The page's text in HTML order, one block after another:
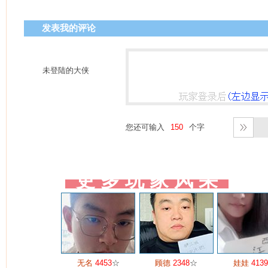
发表我的评论
未登陆的大侠
您还可输入 个字
更 多 玩 家 风 采
无名 4453☆ 顾德 2348☆ 娃娃 4139